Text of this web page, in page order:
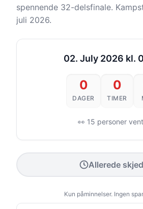
spennende 32-delsfinale.
juli 2026.
02. July 2026 kl.
0
DAGER
0
TIMER
👀 15 personer
Allerede
Kun påminnelser. Ingen